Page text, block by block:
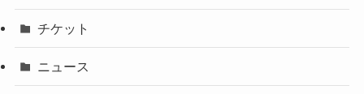
チケット
ニュース